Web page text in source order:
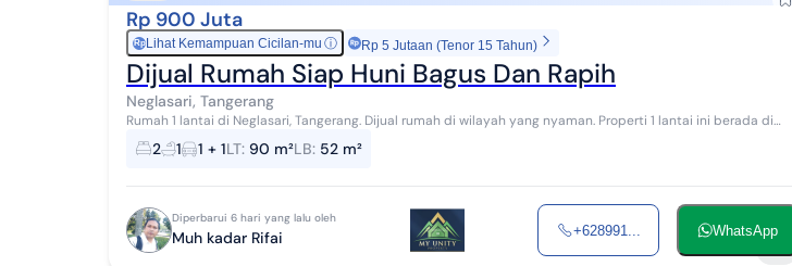
Rp 900 Juta
RpLihat Kemampuan Cicilan-mu ⓘ Rp 5 Jutaan (Tenor 15 Tahun)
Dijual Rumah Siap Huni Bagus Dan Rapih
Neglasari, Tangerang
Rumah 1 lantai di Neglasari, Tangerang. Dijual rumah di wilayah yang nyaman. Properti 1 lantai ini berada di
2 1 1 + 1LT: 90 m²LB: 52 m²
Diperbarui 6 hari yang lalu oleh
Muh kadar Rifai +628991... WhatsApp